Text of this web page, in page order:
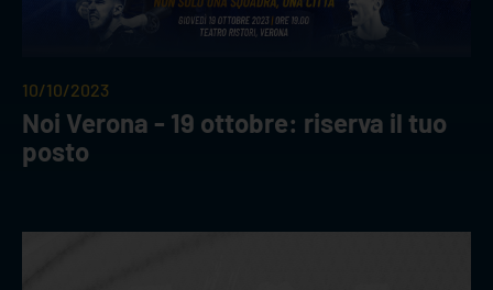
10/10/2023
Noi Verona - 19 ottobre: riserva il tuo
posto